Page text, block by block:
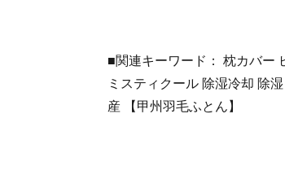
■関連キーワード： 枕カバー
ミスティクール 除湿冷却 除
産 【甲州羽毛ふとん】